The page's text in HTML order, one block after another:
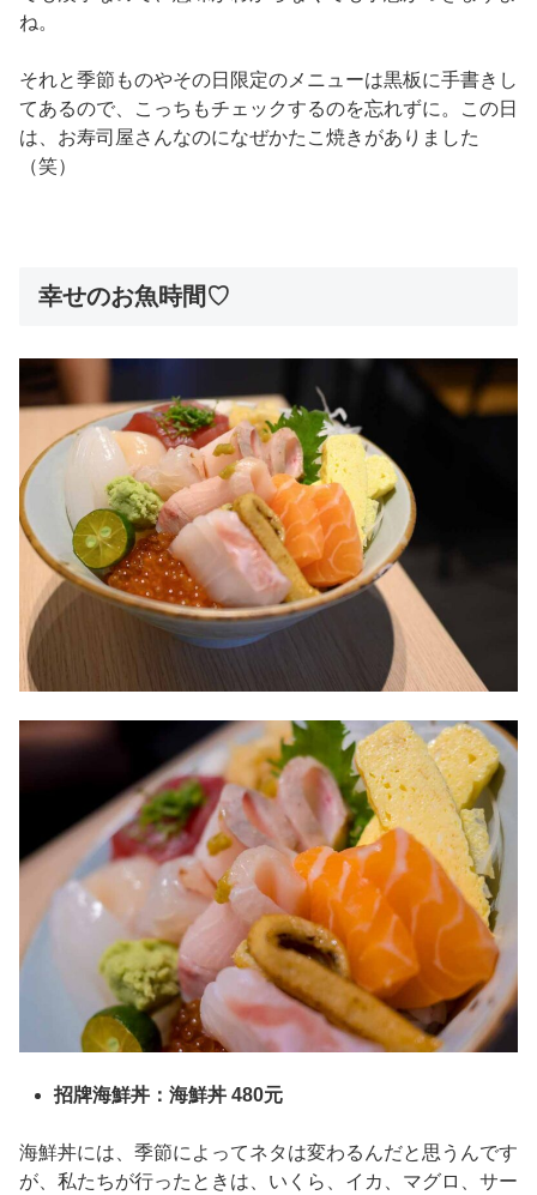
ね。
それと季節ものやその日限定のメニューは黒板に手書きし
てあるので、こっちもチェックするのを忘れずに。この日
は、お寿司屋さんなのになぜかたこ焼きがありました
（笑）
幸せのお魚時間♡
招牌海鮮丼：海鮮丼 480元
海鮮丼には、季節によってネタは変わるんだと思うんです
が、私たちが行ったときは、いくら、イカ、マグロ、サー